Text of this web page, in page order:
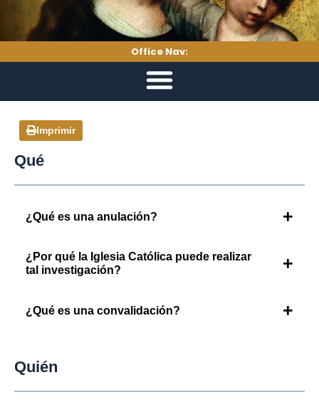
Office Nav:
Imprimir
Qué
¿Qué es una anulación? +
¿Por qué la Iglesia Católica puede realizar
tal investigación?
+
¿Qué es una convalidación? +
Quién